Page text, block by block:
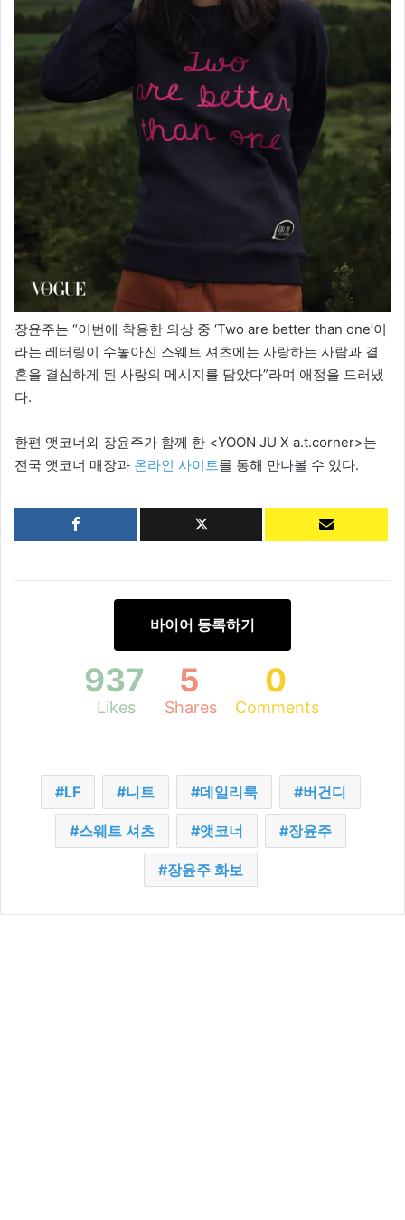
장윤주는 “이번에 착용한 의상 중 ‘Two are better than one’이
라는 레터링이 수놓아진 스웨트 셔츠에는 사랑하는 사람과 결
혼을 결심하게 된 사랑의 메시지를 담았다”라며 애정을 드러냈
다.
한편 앳코너와 장윤주가 함께 한 <YOON JU X a.t.corner>는
전국 앳코너 매장과 온라인 사이트를 통해 만나볼 수 있다.
바이어 등록하기
937
Likes
5
Shares
0
Comments
LF 니트 데일리룩 버건디
스웨트 셔츠 앳코너 장윤주
장윤주 화보